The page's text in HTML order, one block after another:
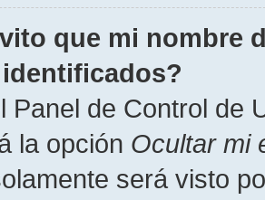
que mi nombre
Panel de Control de
la opción Ocultar mi
será visto